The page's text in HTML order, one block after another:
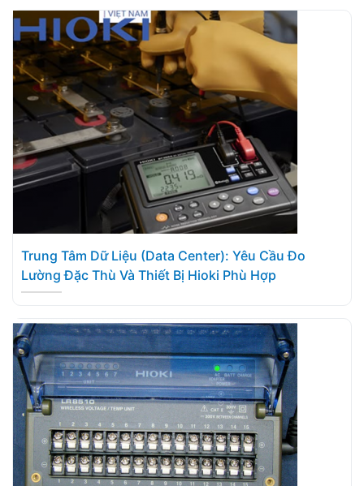
Trung Tâm Dữ Liệu (Data Center): Yêu Cầu Đo
Lường Đặc Thù Và Thiết Bị Hioki Phù Hợp